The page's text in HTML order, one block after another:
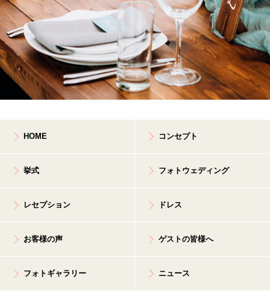
HOME コンセプト
挙式 フォトウェディング
レセプション ドレス
お客様の声 ゲストの皆様へ
フォトギャラリー ニュース